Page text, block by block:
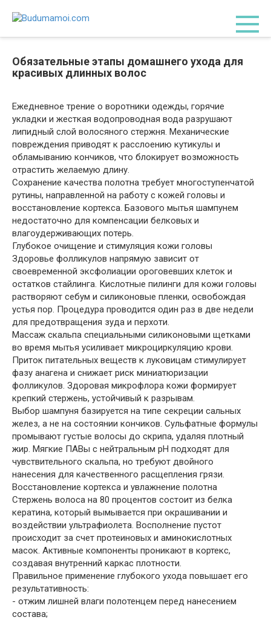
Обязательные этапы домашнего ухода для
красивых длинных волос
Ежедневное трение о воротники одежды, горячие
укладки и жесткая водопроводная вода разрушают
липидный слой волосяного стержня. Механические
повреждения приводят к расслоению кутикулы и
обламыванию кончиков, что блокирует возможность
отрастить желаемую длину.
Сохранение качества полотна требует многоступенчатой
рутины, направленной на работу с кожей головы и
восстановление кортекса. Базового мытья шампунем
недостаточно для компенсации белковых и
влагоудерживающих потерь.
Глубокое очищение и стимуляция кожи головы
Здоровье фолликулов напрямую зависит от
своевременной эксфолиации ороговевших клеток и
остатков стайлинга. Кислотные пилинги для кожи головы
растворяют себум и силиконовые пленки, освобождая
устья пор. Процедура проводится один раз в две недели
для предотвращения зуда и перхоти.
Массаж скальпа специальными силиконовыми щетками
во время мытья усиливает микроциркуляцию крови.
Приток питательных веществ к луковицам стимулирует
фазу анагена и снижает риск миниатюризации
фолликулов. Здоровая микрофлора кожи формирует
крепкий стержень, устойчивый к разрывам.
Выбор шампуня базируется на типе секреции сальных
желез, а не на состоянии кончиков. Сульфатные формулы
промывают густые волосы до скрипа, удаляя плотный
жир. Мягкие ПАВы с нейтральным pH подходят для
чувствительного скальпа, но требуют двойного
нанесения для качественного расщепления грязи.
Восстановление кортекса и увлажнение полотна
Стержень волоса на 80 процентов состоит из белка
кератина, который вымывается при окрашивании и
воздействии ультрафиолета. Восполнение пустот
происходит за счет протеиновых и аминокислотных
масок. Активные компоненты проникают в кортекс,
создавая внутренний каркас плотности.
Правильное применение глубокого ухода повышает его
результативность:
- отжим лишней влаги полотенцем перед нанесением
состава;